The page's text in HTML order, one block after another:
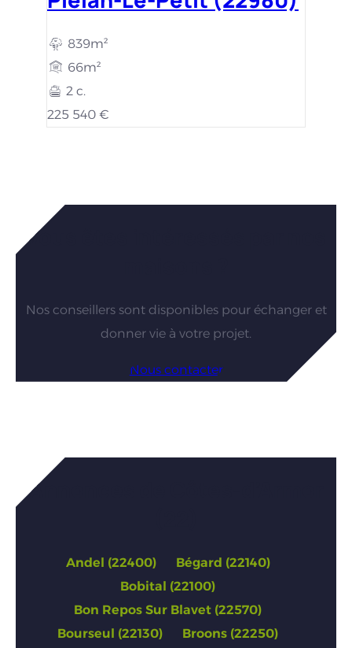
839m²
66m²
2 c.
225 540 €
Vous êtes intéressés par nos
Nos conseillers sont disponibles pour échanger et
donner vie à votre projet.
Nous contacter
Annonces de Côtes-d’Armor
Andel (22400)
Bégard (22140)
Bobital (22100)
Bon Repos Sur Blavet (22570)
Bourseul (22130)
Broons (22250)